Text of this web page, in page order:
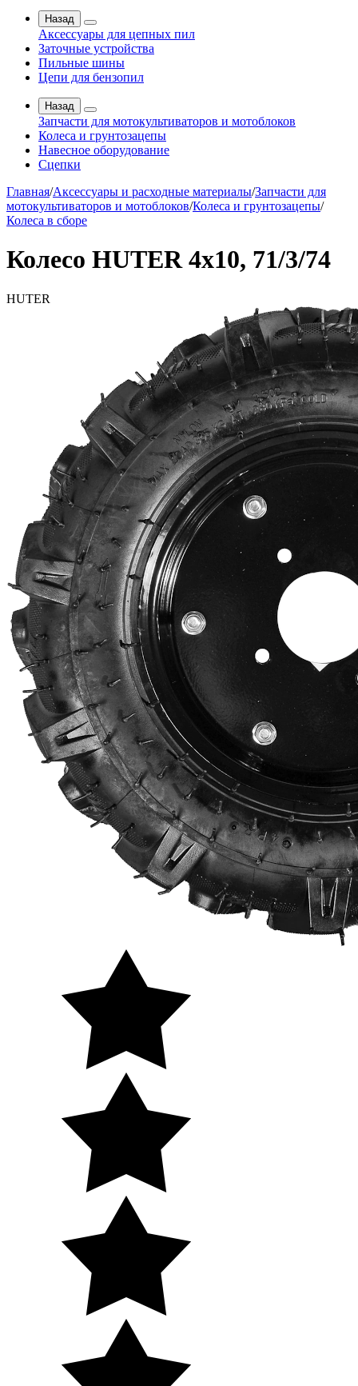
Назад
Аксессуары для цепных пил
Заточные устройства
Пильные шины
Цепи для бензопил
Назад
Запчасти для мотокультиваторов и мотоблоков
Колеса и грунтозацепы
Навесное оборудование
Сцепки
Главная/Аксессуары и расходные материалы/Запчасти для
мотокультиваторов и мотоблоков/Колеса и грунтозацепы/
Колеса в сборе
Колесо HUTER 4х10, 71/3/74
HUTER